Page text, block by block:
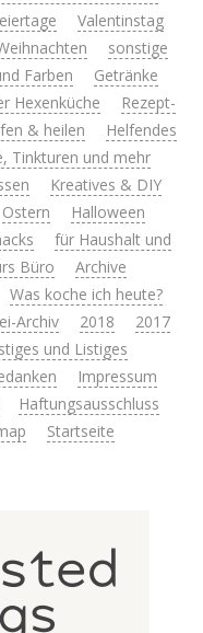
Valentinstag
sonstige
Farben
Getränke
Hexenküche
Rezept-
& heilen
Helfendes
Tinkturen und mehr
Kreatives & DIY
Ostern
Halloween
für Haushalt und
Büro
Archive
Was koche ich heute?
Archiv 2018
2017
und Listiges
Impressum
Haftungsausschluss
Startseite